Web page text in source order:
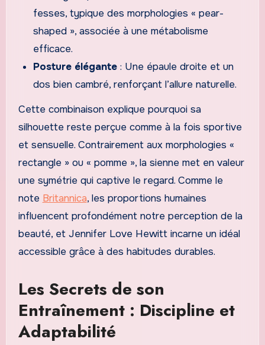
fesses, typique des morphologies « pear-
shaped », associée à une métabolisme
efficace.
Posture élégante : Une épaule droite et un
dos bien cambré, renforçant l’allure naturelle.
Cette combinaison explique pourquoi sa
silhouette reste perçue comme à la fois sportive
et sensuelle. Contrairement aux morphologies «
rectangle » ou « pomme », la sienne met en valeur
une symétrie qui captive le regard. Comme le
note Britannica, les proportions humaines
influencent profondément notre perception de la
beauté, et Jennifer Love Hewitt incarne un idéal
accessible grâce à des habitudes durables.
Les Secrets de son
Entraînement : Discipline et
Adaptabilité